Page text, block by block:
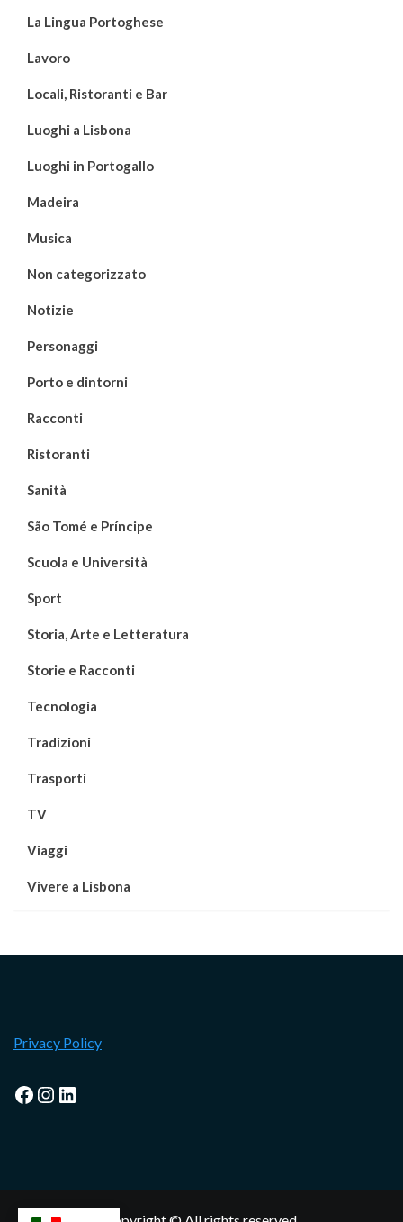
La Lingua Portoghese
Lavoro
Locali, Ristoranti e Bar
Luoghi a Lisbona
Luoghi in Portogallo
Madeira
Musica
Non categorizzato
Notizie
Personaggi
Porto e dintorni
Racconti
Ristoranti
Sanità
São Tomé e Príncipe
Scuola e Università
Sport
Storia, Arte e Letteratura
Storie e Racconti
Tecnologia
Tradizioni
Trasporti
TV
Viaggi
Vivere a Lisbona
Privacy Policy
Facebook
Instagram
LinkedIn